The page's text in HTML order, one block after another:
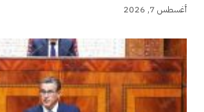
أغسطس 7, 2026